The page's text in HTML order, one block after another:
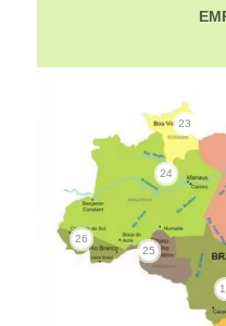
23
24
25
26